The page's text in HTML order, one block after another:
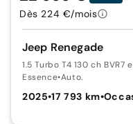
Jeep Renegade
1.5 Turbo T4 130 ch
Essence•Auto.
2025•17 793 km•
Dès 224 €/mois